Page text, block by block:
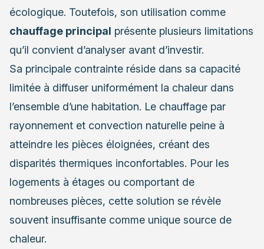
écologique. Toutefois, son utilisation comme
chauffage principal présente plusieurs limitations
qu’il convient d’analyser avant d’investir.
Sa principale contrainte réside dans sa capacité
limitée à diffuser uniformément la chaleur dans
l’ensemble d’une habitation. Le chauffage par
rayonnement et convection naturelle peine à
atteindre les pièces éloignées, créant des
disparités thermiques inconfortables. Pour les
logements à étages ou comportant de
nombreuses pièces, cette solution se révèle
souvent insuffisante comme unique source de
chaleur.